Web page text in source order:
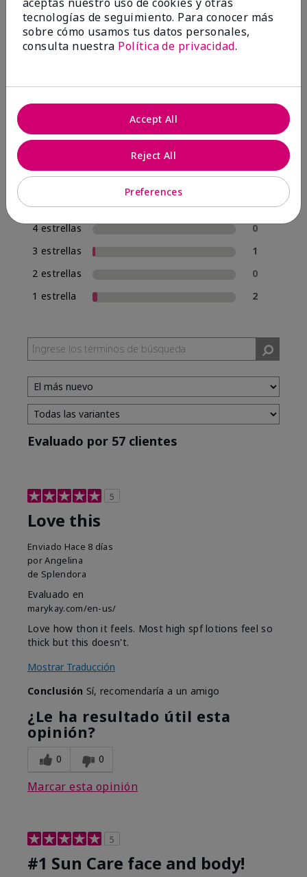
4.8
Escribir Una Opinión
95%
de los encuestados recomendaría a un amigo.
5 estrellas
54
4 estrellas
0
3 estrellas
1
2 estrellas
0
1 estrella
2
Evaluado por 57 clientes
5
Love this
Enviado Hace 8 días
porAngelina
de Splendora
Evaluado en
marykay.com/en-us/
Love how thon it feels. Most high spf lotions feel so
thick but this doesn't.
Mostrar Traducción
Conclusión Sí, recomendaría a un amigo
¿Le ha resultado útil esta
opinión?
0 0
Marcar esta opinión
5
#1 Sun Care face and body!
tecnologías de seguimiento. Para conocer más
sobre cómo usamos tus datos personales,
consulta nuestra Política de privacidad.
Preferences
Reject All
Accept All